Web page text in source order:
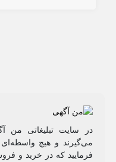
در سایت تبلیغاتی من
می‌گیرند و هیچ
فرمایید که در خرید و